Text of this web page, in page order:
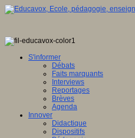
S'informer
Débats
Faits marquants
Interviews
Reportages
Brèves
Agenda
Innover
Didactique
Dispositifs